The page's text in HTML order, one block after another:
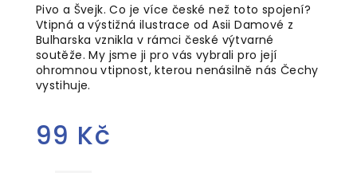
Pivo a Švejk. Co je více české než toto spojení?
Vtipná a výstižná ilustrace od Asii Damové z
Bulharska vznikla v rámci české výtvarné
soutěže. My jsme ji pro vás vybrali pro její
ohromnou vtipnost, kterou nenásilně nás Čechy
vystihuje.
99 Kč